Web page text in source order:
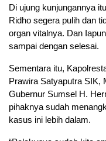
Di ujung kunjungannya
Ridho segera pulih dan
organ vitalnya. Dan
sampai dengan selesai.
Sementara itu,
Prawira Satyaputra SIK,
Gubernur Sumsel H.
pihaknya sudah
kasus ini lebih dalam.